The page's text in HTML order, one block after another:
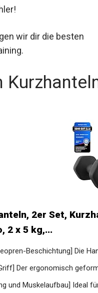
wir dir die besten
2 x 5 kg,...
Beschichtung] Die
Der ergonomisch
und Muskelaufbau] Ideal
Die aus Gusseisen